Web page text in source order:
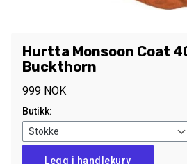
Hurtta Monsoon Coat
Buckthorn
999 NOK
Butikk:
Legg i handlekurv